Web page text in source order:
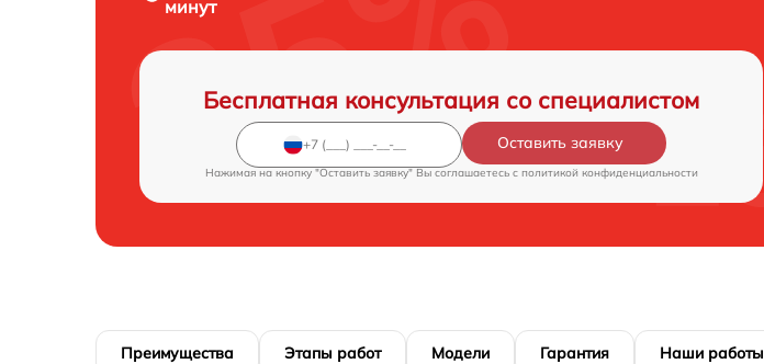
минут
Бесплатная консультация со специалистом
Оставить заявку
Нажимая на кнопку "Оставить заявку" Вы соглашаетесь c политикой конфиденциальности
Преимущества Этапы работ Модели Гарантия Наши работы